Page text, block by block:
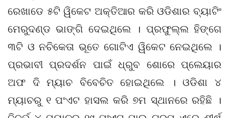
ରେଖାଡେ ୫ଟି ୱିକେଟ ଅକ୍ତିଆର କରି ଓଡିଶାର ବ୍ୟାଟିଂ
ମେରୁଦଣ୍ଡ ଭାଙ୍ଗି ଦେଇଥିଲେ । ପ୍ରଫୁଲ୍ଲ ହିଙ୍ଗେ
୩ଟି ଓ ନଚିକେତା ଭୂତେ ଗୋଟିଏ ୱିକେଟ ନେଇଥିଲେ ।
ପ୍ରଭାବୀ ପ୍ରଦର୍ଶନ ପାଇଁ ଧ୍ରୁବ ଶୋରେ ପ୍ଲେୟାର
ଅଫ ଦି ମ୍ୟାଚ ବିବେଚିତ ହୋଇଥିଲେ । ଓଡିଶା ୪
ମ୍ୟାଚରୁ ୧ ପଂଏଟ ହାସଲ କରି ୭ମ ସ୍ଥାନରେ ରହିଛି ।